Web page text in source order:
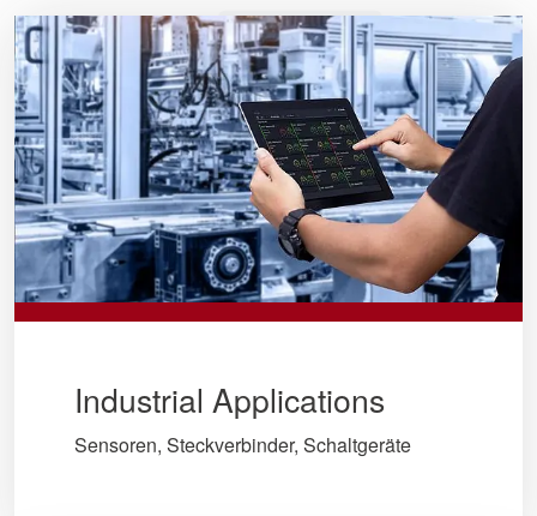
Industrial Applications
Sensoren, Steckverbinder, Schaltgeräte